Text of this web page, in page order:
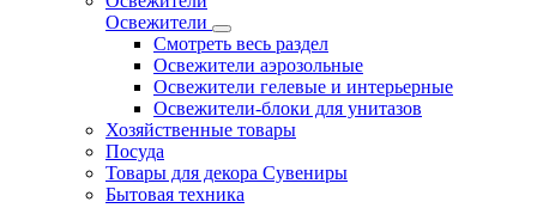
Освежители
Смотреть весь раздел
Освежители аэрозольные
Освежители гелевые и интерьерные
Освежители-блоки для унитазов
Хозяйственные товары
Посуда
Товары для декора Сувениры
Бытовая техника